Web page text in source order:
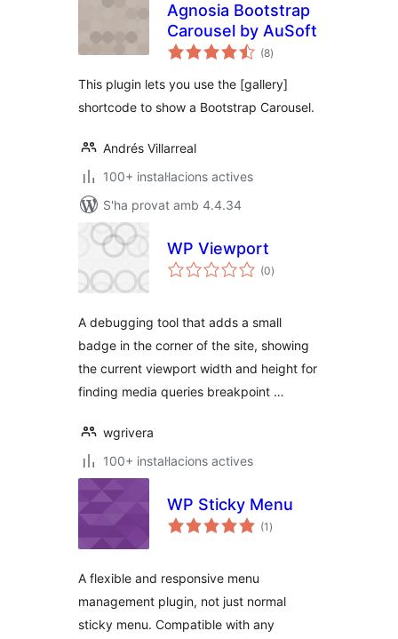
Agnosia Bootstrap
Carousel by AuSoft
(8puntuacions
totals
)
This plugin lets you use the [gallery]
shortcode to show a Bootstrap Carousel.
Andrés Villarreal
100+ instal·lacions actives
S'ha provat amb 4.4.34
WP Viewport
(0puntuacions
totals
)
A debugging tool that adds a small
badge in the corner of the site, showing
the current viewport width and height for
finding media queries breakpoint …
wgrivera
100+ instal·lacions actives
WP Sticky Menu
(1 puntuacions
totals
)
A flexible and responsive menu
management plugin, not just normal
sticky menu. Compatible with any